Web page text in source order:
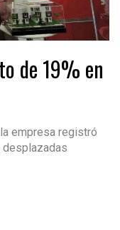
de 19% en
empresa registró
desplazadas